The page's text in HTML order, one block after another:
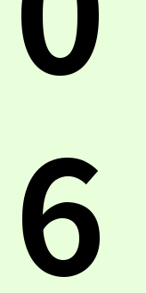
6
展開し、美食